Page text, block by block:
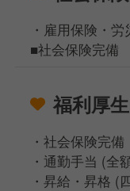
・雇用保険・
■社会保険完備
福利厚生
・社会保険完備
・通勤手当 (全
・昇給・昇格 (